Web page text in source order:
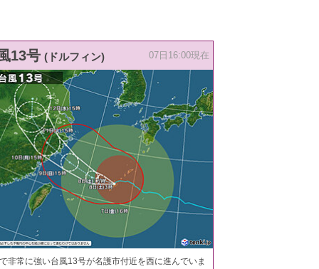
13号 (ドルフィン) 07日16:00現在
非常に強い台風13号が名護市付近を西に進んでいま